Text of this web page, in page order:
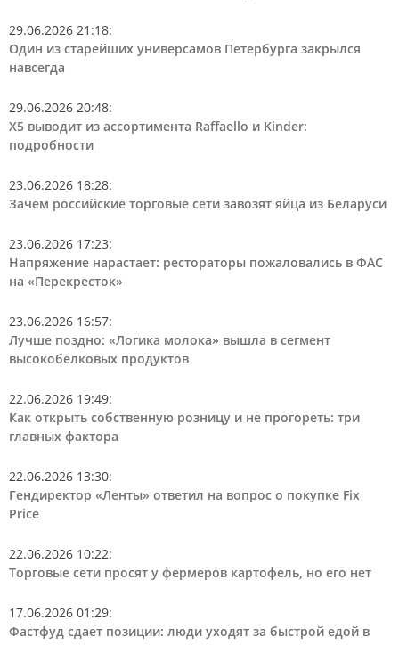
29.06.2026 21:18:
Один из старейших универсамов Петербурга закрылся
навсегда
29.06.2026 20:48:
Х5 выводит из ассортимента Raffaello и Kinder:
подробности
23.06.2026 18:28:
Зачем российские торговые сети завозят яйца из Беларуси
23.06.2026 17:23:
Напряжение нарастает: рестораторы пожаловались в ФАС
на «Перекресток»
23.06.2026 16:57:
Лучше поздно: «Логика молока» вышла в сегмент
высокобелковых продуктов
22.06.2026 19:49:
Как открыть собственную розницу и не прогореть: три
главных фактора
22.06.2026 13:30:
Гендиректор «Ленты» ответил на вопрос о покупке Fix
Price
22.06.2026 10:22:
Торговые сети просят у фермеров картофель, но его нет
17.06.2026 01:29:
Фастфуд сдает позиции: люди уходят за быстрой едой в